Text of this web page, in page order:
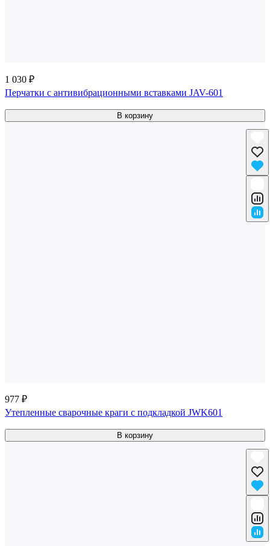
1 030 ₽
Перчатки с антивибрационными вставками JAV-601
В корзину
977 ₽
Утепленные сварочные краги c подкладкой JWK601
В корзину